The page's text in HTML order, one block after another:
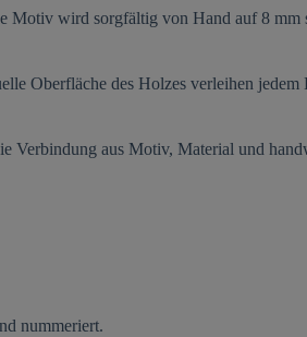
wird sorgfältig von Hand auf 8 mm
Oberfläche des Holzes verleihen jedem
aus Motiv, Material und
nummeriert.